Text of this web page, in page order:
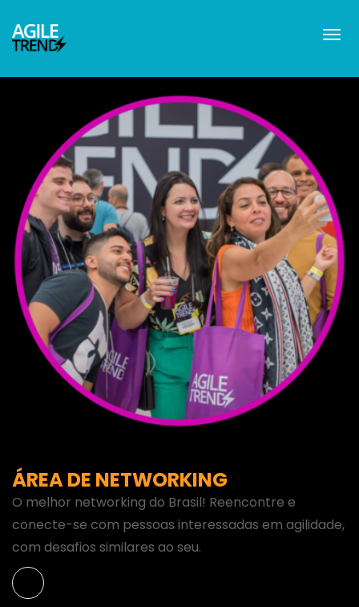
ÁREA DE NETWORKING
O melhor networking do Brasil! Reencontre e
conecte-se com pessoas interessadas em agilidade,
com desafios similares ao seu.